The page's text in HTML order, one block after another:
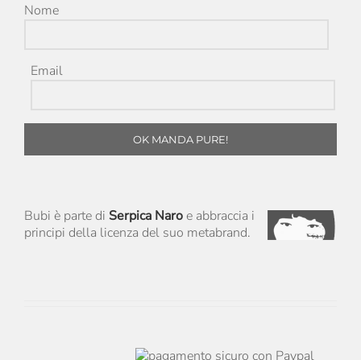
Nome
Email
OK MANDA PURE!
Bubi è parte di Serpica Naro e abbraccia i
principi della licenza del suo metabrand.